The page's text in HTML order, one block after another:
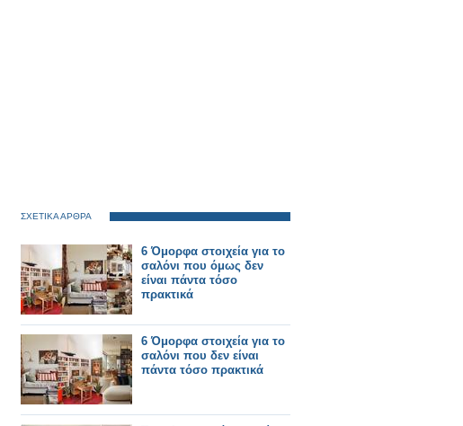
ΣΧΕΤΙΚΑ ΑΡΘΡΑ
6 Όμορφα στοιχεία για το
σαλόνι που όμως δεν
είναι πάντα τόσο
πρακτικά
6 Όμορφα στοιχεία για το
σαλόνι που δεν είναι
πάντα τόσο πρακτικά